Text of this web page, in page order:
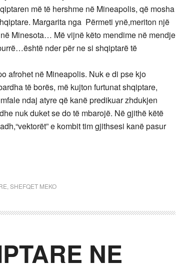
më të hershme në Mineapolis, që mosha
Margarita nga Përmeti ynë,meriton një
Minesota… Më vijnë këto mendime në mendje
nder për ne si shqiptarë të
afrohet në Mineapolis. Nuk e di pse kjo
të borës, më kujton furtunat shqiptare,
ndaj atyre që kanë predikuar zhdukjen
nuk duket se do të mbarojë. Në gjithë këtë
e kombit tim gjithsesi kanë pasur
SHEFQET MEKO
NE